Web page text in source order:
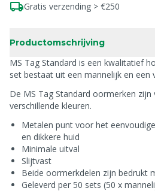
Gratis verzending > €250
Productomschrijving
MS Tag Standard is een kwalitatief
set bestaat uit een mannelijk en een
De MS Tag Standard oormerken zijn
verschillende kleuren.
Metalen punt voor het
en dikkere huid
Minimale uitval
Slijtvast
Beide oormerkdelen zijn bedrukt
Geleverd per 50 sets (50 x